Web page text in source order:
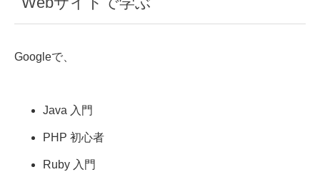
Googleで、
Java 入門
PHP 初心者
Ruby 入門